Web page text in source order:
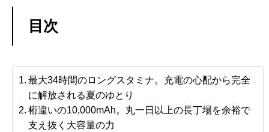
目次
最大34時間のロングスタミナ。充電の心配から完全
に解放される夏のゆとり
桁違いの10,000mAh。丸一日以上の長丁場を余裕で
支え抜く大容量の力